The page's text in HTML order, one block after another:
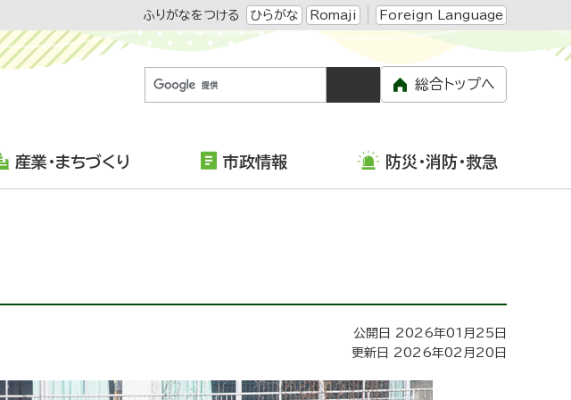
ふりがなをつける ひらがな Romaji Foreign Language
総合トップへ
産業・まちづくり 市政情報 防災・消防・救急
公開日 2026年01月25日
更新日 2026年02月20日